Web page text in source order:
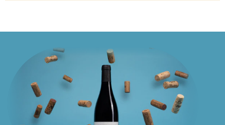
Château d' Arcins Cru Bourgeois
Château d' Arcins Cru Bourgeois
Château d' Arcins Cru Bourgeois
14
Château d' Arcins Cru Bourgeois1991 17€
Château d' Arcins Cru Bourgeois1990 28
Château d' Arcins Cru Bourgeois
22
Château d' Arcins Cru Bourgeois
1988 24
Château d' Arcins Cru Bourgeois
1987